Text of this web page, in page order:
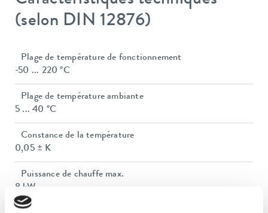
(selon DIN 12876)
Plage de température de fonctionnement
-50 ... 220 °C
Plage de température ambiante
5 ... 40 °C
Constance de la température
0,05 ± K
Puissance de chauffe max.
8 kW